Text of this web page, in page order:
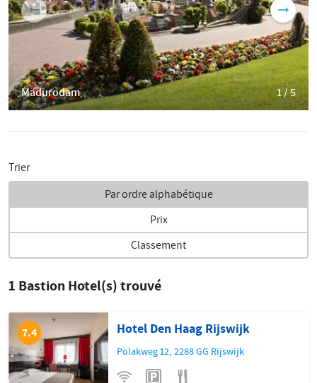
Madurodam 1 / 5
Trier
Par ordre alphabétique
Prix
Classement
1 Bastion Hotel(s) trouvé
7.4 Hotel Den Haag Rijswijk
Polakweg 12,2288 GG Rijswijk